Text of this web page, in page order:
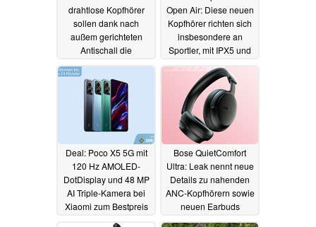
drahtlose Kopfhörer
sollen dank nach
außem gerichteten
Antischall die
Privatsphäre schützen
17.04.2024
Open Air: Diese neuen
Kopfhörer richten sich
insbesondere an
Sportler, mit IPX5 und
großen Treibern
23.08.2023
Deal: Poco X5 5G mit
120 Hz AMOLED-
DotDisplay und 48 MP
AI Triple-Kamera bei
Xiaomi zum Bestpreis
11.08.2023
Bose QuietComfort
Ultra: Leak nennt neue
Details zu nahenden
ANC-Kopfhörern sowie
neuen Earbuds
07.08.2023